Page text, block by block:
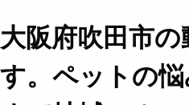
大阪府吹田市
す。ペットの